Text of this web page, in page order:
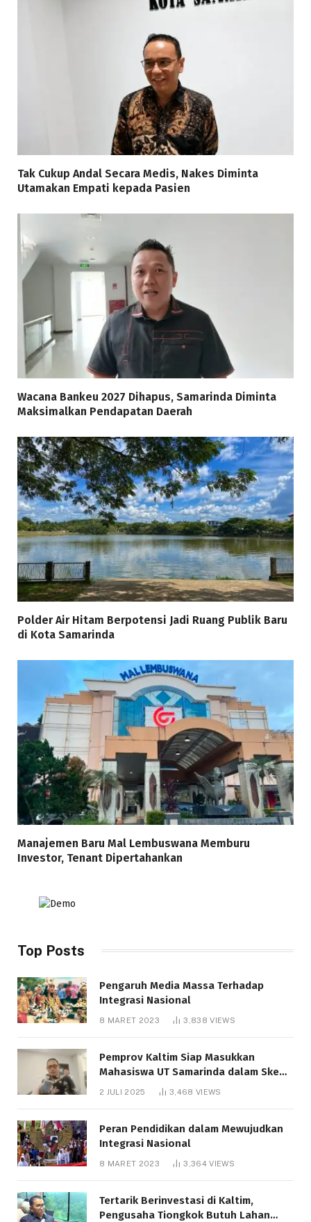
Tak Cukup Andal Secara Medis, Nakes Diminta
Utamakan Empati kepada Pasien
Wacana Bankeu 2027 Dihapus, Samarinda Diminta
Maksimalkan Pendapatan Daerah
Polder Air Hitam Berpotensi Jadi Ruang Publik Baru
di Kota Samarinda
Manajemen Baru Mal Lembuswana Memburu
Investor, Tenant Dipertahankan
Top Posts
Pengaruh Media Massa Terhadap
Integrasi Nasional
8 MARET 2023 3,838VIEWS
Pemprov Kaltim Siap Masukkan
Mahasiswa UT Samarinda dalam Skema
Bantuan Pendidikan Gratispol
2 JULI 2025 3,468 VIEWS
Peran Pendidikan dalam Mewujudkan
Integrasi Nasional
8 MARET 2023 3,364VIEWS
Tertarik Berinvestasi di Kaltim,
Pengusaha Tiongkok Butuh Lahan